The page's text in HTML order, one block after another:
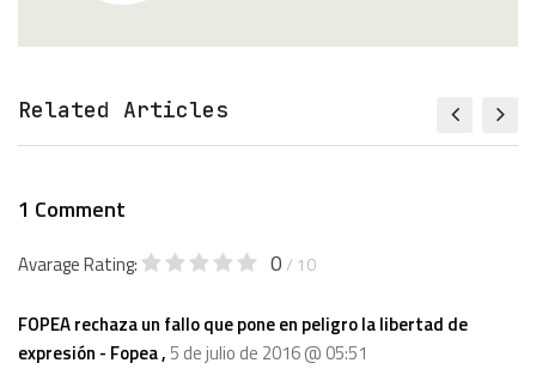
Related Articles
1 Comment
Avarage Rating: 0/ 10
FOPEA rechaza un fallo que pone en peligro la libertad de
expresión - Fopea, 5 de julio de 2016 @ 05:51